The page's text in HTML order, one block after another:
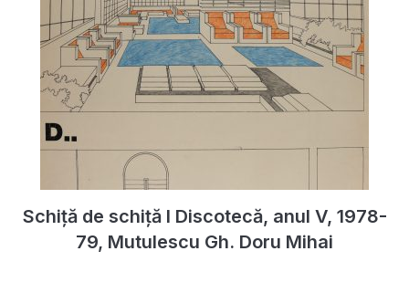
Schiță de schiță I Discotecă, anul V, 1978-
79, Mutulescu Gh. Doru Mihai